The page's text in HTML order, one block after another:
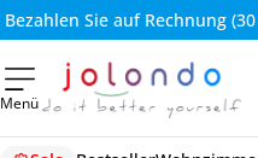
Bezahlen Sie auf Rechnung (30
Menü